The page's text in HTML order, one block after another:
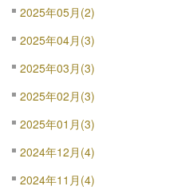
2025年05月(2)
2025年04月(3)
2025年03月(3)
2025年02月(3)
2025年01月(3)
2024年12月(4)
2024年11月(4)